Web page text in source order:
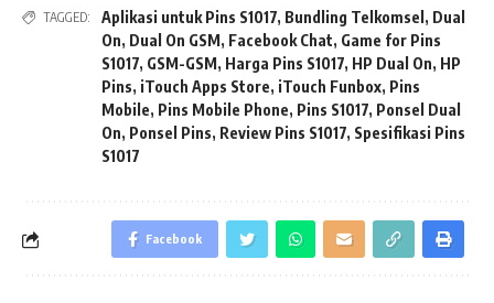
TAGGED: Aplikasi untuk Pins S1017, Bundling Telkomsel , Dual
On, Dual On GSM, Facebook Chat, Game for Pins
S1017, GSM-GSM, Harga Pins S1017, HP Dual On, HP
Pins, iTouch Apps Store, iTouch Funbox, Pins
Mobile, Pins Mobile Phone, Pins S1017, Ponsel Dual
On, Ponsel Pins, Review Pins S1017, Spesifikasi Pins
S1017
Facebook